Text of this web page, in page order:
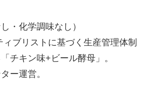
・化学調味なし）
ブリストに基づく生産管理体制
チキン味+ビール酵母」。
ー運営。